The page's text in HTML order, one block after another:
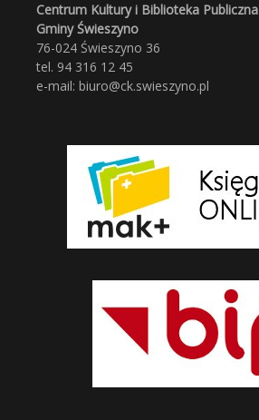
Centrum Kultury i Biblioteka Publiczna
Gminy Świeszyno
76-024 Świeszyno 36
tel. 94 316 12 45
e-mail: biuro@ck.swieszyno.pl